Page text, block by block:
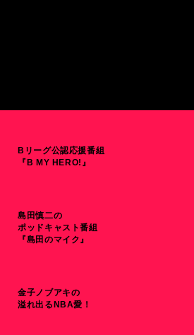
Bリーグ公認応援番組
『B MY HERO!』
島田慎二の
ポッドキャスト番組
『島田のマイク』
金子ノブアキの
溢れ出るNBA愛！